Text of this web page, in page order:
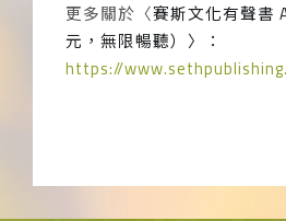
更多關於〈賽斯文化有聲書
元，無限暢聽）〉：
https://